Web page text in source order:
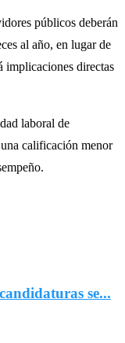
públicos deberán
al año, en lugar de
implicaciones directas
laboral de
calificación menor
se...